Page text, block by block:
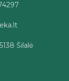
Šilalė